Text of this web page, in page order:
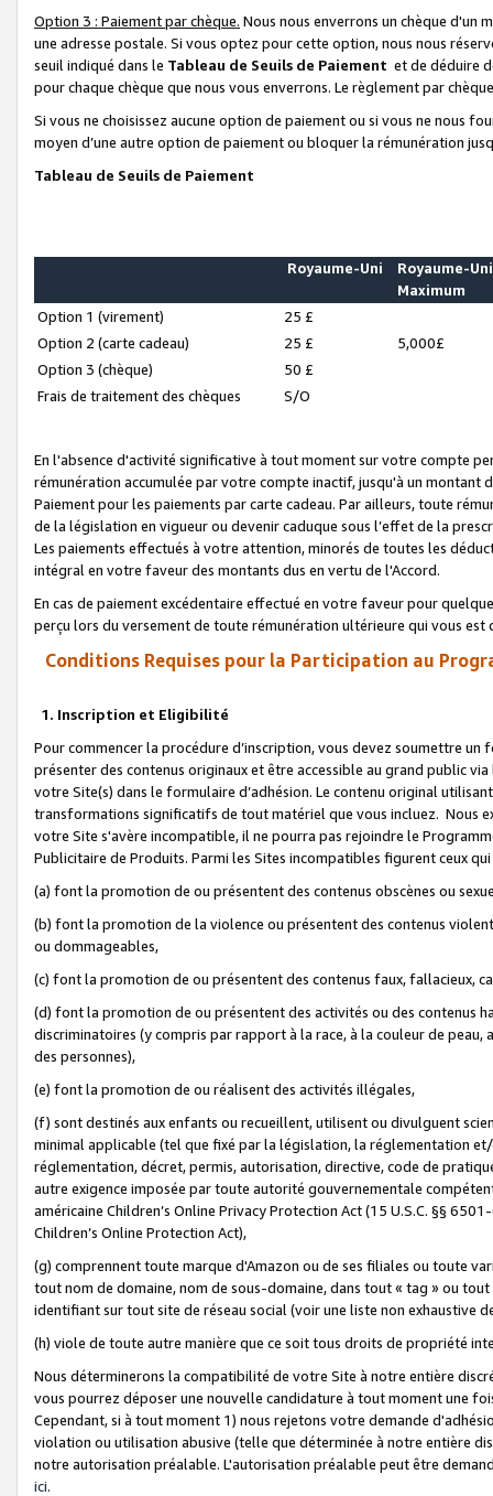
Option 3 : Paiement par chèque. Nous nous enverrons un chèque d'un
une adresse postale. Si vous optez pour cette option, nous nous
seuil indiqué dans le Tableau de Seuils de Paiement et de déduire
pour chaque chèque que nous vous enverrons. Le règlement par
Si vous ne choisissez aucune option de paiement ou si vous ne nous
moyen d’une autre option de paiement ou bloquer la rémunération
Tableau de Seuils de Paiement
Royaume-Uni
Royaume-Uni
Maximum
Option 1 (virement)
25 £
Option 2 (carte cadeau)
25 £
5,000£
Option 3 (chèque)
50 £
Frais de traitement des chèques
S/O
En l'absence d'activité significative à tout moment sur votre compte
rémunération accumulée par votre compte inactif, jusqu'à un montant
Paiement pour les paiements par carte cadeau. Par ailleurs, toute
de la législation en vigueur ou devenir caduque sous l’effet de la
Les paiements effectués à votre attention, minorés de toutes les
intégral en votre faveur des montants dus en vertu de l'Accord.
En cas de paiement excédentaire effectué en votre faveur pour
perçu lors du versement de toute rémunération ultérieure qui vous est
Conditions Requises pour la Participation au
1. Inscription et Eligibilité
Pour commencer la procédure d’inscription, vous devez soumettre
présenter des contenus originaux et être accessible au grand public
votre Site(s) dans le formulaire d’adhésion. Le contenu original
transformations significatifs de tout matériel que vous incluez. Nous
votre Site s'avère incompatible, il ne pourra pas rejoindre le
Publicitaire de Produits. Parmi les Sites incompatibles figurent ceux
(a) font la promotion de ou présentent des contenus obscènes ou
(b) font la promotion de la violence ou présentent des contenus
ou dommageables,
(c) font la promotion de ou présentent des contenus faux, fallacieux,
(d) font la promotion de ou présentent des activités ou des contenus
discriminatoires (y compris par rapport à la race, à la couleur de
des personnes),
(e) font la promotion de ou réalisent des activités illégales,
(f) sont destinés aux enfants ou recueillent, utilisent ou divulguent
minimal applicable (tel que fixé par la législation, la réglementation
réglementation, décret, permis, autorisation, directive, code de
autre exigence imposée par toute autorité gouvernementale
américaine Children’s Online Privacy Protection Act (15 U.S.C. §§
Children’s Online Protection Act),
(g) comprennent toute marque d'Amazon ou de ses filiales ou toute
tout nom de domaine, nom de sous-domaine, dans tout « tag » ou
identifiant sur tout site de réseau social (voir une liste non exhaustive
(h) viole de toute autre manière que ce soit tous droits de propriété
Nous déterminerons la compatibilité de votre Site à notre entière
vous pourrez déposer une nouvelle candidature à tout moment une
Cependant, si à tout moment 1) nous rejetons votre demande
violation ou utilisation abusive (telle que déterminée à notre entière
notre autorisation préalable. L'autorisation préalable peut être
ici.